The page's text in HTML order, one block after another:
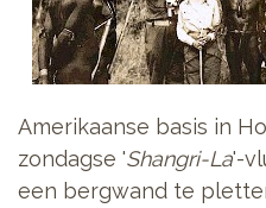
Amerikaanse basis in
zondagse 'Shangri-La'-
een bergwand te